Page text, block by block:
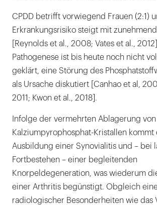
CPDD betrifft vorwiegend Frauen (2:1)
Erkrankungsrisiko steigt mit
[Reynolds et al., 2008; Vates et al.,
Pathogenese ist bis heute noch nicht
geklärt, eine Störung des
als Ursache diskutiert [Canhao et al,
2011; Kwon et al., 2018].
Infolge der vermehrten Ablagerung von
Kalziumpyrophosphat-Kristallen kommt
Ausbildung einer Synovialitis und – bei
Fortbestehen – einer begleitenden
Knorpeldegeneration, was wiederum
einer Arthritis begünstigt. Obgleich
radiologischer Besonderheiten wie das